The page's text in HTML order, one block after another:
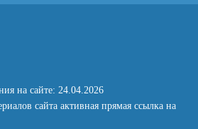
на сайте: 24.04.2026
сайта активная прямая ссылка на